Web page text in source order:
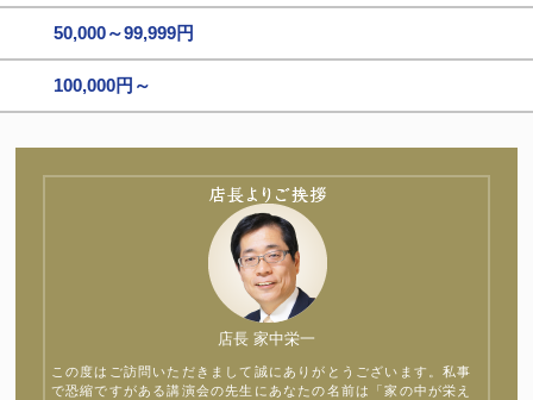
50,000～99,999円
100,000円～
店長 家中栄一
この度はご訪問いただきまして誠にありがとうございます。私事
で恐縮ですがある講演会の先生にあなたの名前は「家の中が栄え